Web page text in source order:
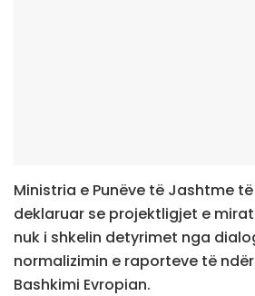
Ministria e Punëve të Jashtme
deklaruar se projektligjet e
nuk i shkelin detyrimet nga
normalizimin e raporteve të
Bashkimi Evropian.